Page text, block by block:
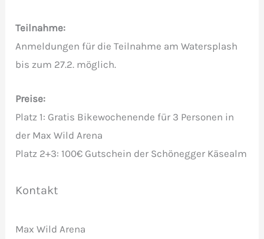
Teilnahme:
Anmeldungen für die Teilnahme am Watersplash
bis zum 27.2. möglich.
Preise:
Platz 1: Gratis Bikewochenende für 3 Personen in
der Max Wild Arena
Platz 2+3: 100€ Gutschein der Schönegger Käsealm
Kontakt
Max Wild Arena